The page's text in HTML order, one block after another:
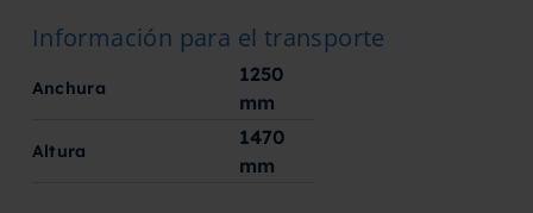
Información para el transporte
Anchura
1250
mm
Altura
1470
mm